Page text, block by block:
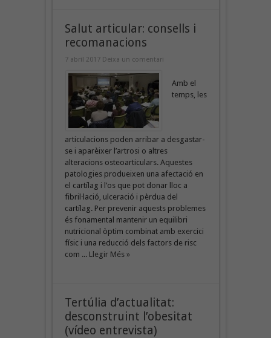
Salut articular: consells i
recomanacions
7 abril 2017 Deixa un comentari
Amb el
temps, les
articulacions poden arribar a desgastar-
se i aparèixer l’artrosi o altres
alteracions osteoarticulars. Aquestes
patologies produeixen una afectació en
el cartílag i l’os que pot donar lloc a
fibril·lació, ulceració i pèrdua del
cartílag. Per prevenir aquests problemes
és fonamental mantenir un equilibri
nutricional òptim combinat amb exercici
físic i una reducció dels factors de risc
com ... Llegir Més »
Tertúlia d’actualitat:
desconstruint l’obesitat
(vídeo entrevista)